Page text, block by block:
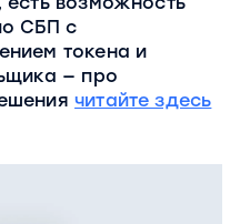
СБП с
токена и
— про
читайте здесь